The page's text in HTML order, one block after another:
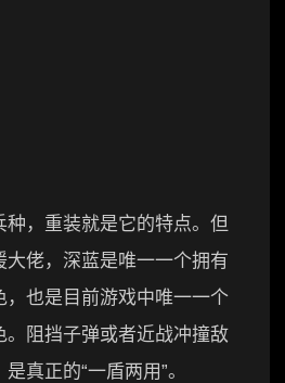
种，重装就是它的特点。但
佬，深蓝是唯一一个拥有
，也是目前游戏中唯一一个
。阻挡子弹或者近战冲撞敌
真正的“一盾两用”。